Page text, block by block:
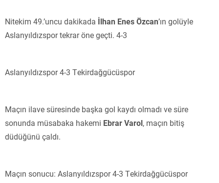
Nitekim 49.’uncu dakikada İlhan Enes Özcan’ın golüyle
Aslanyıldızspor tekrar öne geçti. 4-3
Aslanyıldızspor 4-3 Tekirdağgücüspor
Maçın ilave süresinde başka gol kaydı olmadı ve süre
sonunda müsabaka hakemi Ebrar Varol, maçın bitiş
düdüğünü çaldı.
Maçın sonucu: Aslanyıldızspor 4-3 Tekirdağgücüspor